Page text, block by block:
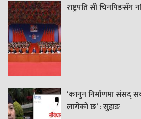
राष्ट्रपति सी
‘कानुन निर्माणमा संसद्
लागेको छ’ : सुहाङ